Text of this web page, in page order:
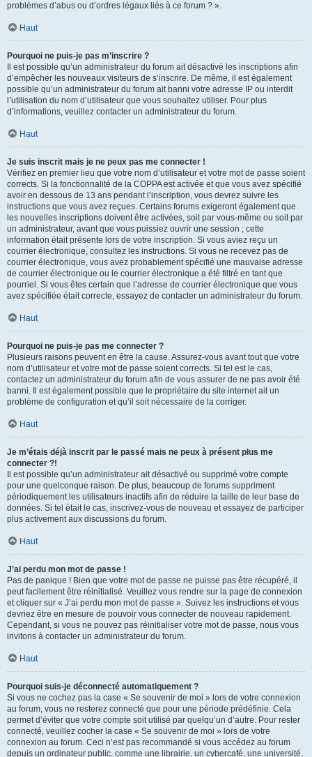
problèmes d’abus ou d’ordres légaux liés à ce forum ? ».
Haut
Pourquoi ne puis-je pas m’inscrire ?
Il est possible qu’un administrateur du forum ait désactivé les inscriptions afin
d’empêcher les nouveaux visiteurs de s’inscrire. De même, il est également
possible qu’un administrateur du forum ait banni votre adresse IP ou interdit
l’utilisation du nom d’utilisateur que vous souhaitez utiliser. Pour plus
d’informations, veuillez contacter un administrateur du forum.
Haut
Je suis inscrit mais je ne peux pas me connecter !
Vérifiez en premier lieu que votre nom d’utilisateur et votre mot de passe soient
corrects. Si la fonctionnalité de la COPPA est activée et que vous avez spécifié
avoir en dessous de 13 ans pendant l’inscription, vous devrez suivre les
instructions que vous avez reçues. Certains forums exigeront également que
les nouvelles inscriptions doivent être activées, soit par vous-même ou soit par
un administrateur, avant que vous puissiez ouvrir une session ; cette
information était présente lors de votre inscription. Si vous aviez reçu un
courrier électronique, consultez les instructions. Si vous ne recevez pas de
courrier électronique, vous avez probablement spécifié une mauvaise adresse
de courrier électronique ou le courrier électronique a été filtré en tant que
pourriel. Si vous êtes certain que l’adresse de courrier électronique que vous
avez spécifiée était correcte, essayez de contacter un administrateur du forum.
Haut
Pourquoi ne puis-je pas me connecter ?
Plusieurs raisons peuvent en être la cause. Assurez-vous avant tout que votre
nom d’utilisateur et votre mot de passe soient corrects. Si tel est le cas,
contactez un administrateur du forum afin de vous assurer de ne pas avoir été
banni. Il est également possible que le propriétaire du site internet ait un
problème de configuration et qu’il soit nécessaire de la corriger.
Haut
Je m’étais déjà inscrit par le passé mais ne peux à présent plus me
connecter ?!
Il est possible qu’un administrateur ait désactivé ou supprimé votre compte
pour une quelconque raison. De plus, beaucoup de forums suppriment
périodiquement les utilisateurs inactifs afin de réduire la taille de leur base de
données. Si tel était le cas, inscrivez-vous de nouveau et essayez de participer
plus activement aux discussions du forum.
Haut
J’ai perdu mon mot de passe !
Pas de panique ! Bien que votre mot de passe ne puisse pas être récupéré, il
peut facilement être réinitialisé. Veuillez vous rendre sur la page de connexion
et cliquer sur « J’ai perdu mon mot de passe ». Suivez les instructions et vous
devriez être en mesure de pouvoir vous connecter de nouveau rapidement.
Cependant, si vous ne pouvez pas réinitialiser votre mot de passe, nous vous
invitons à contacter un administrateur du forum.
Haut
Pourquoi suis-je déconnecté automatiquement ?
Si vous ne cochez pas la case « Se souvenir de moi » lors de votre connexion
au forum, vous ne resterez connecté que pour une période prédéfinie. Cela
permet d’éviter que votre compte soit utilisé par quelqu’un d’autre. Pour rester
connecté, veuillez cocher la case « Se souvenir de moi » lors de votre
connexion au forum. Ceci n’est pas recommandé si vous accédez au forum
depuis un ordinateur public, comme une librairie, un cybercafé, une université,